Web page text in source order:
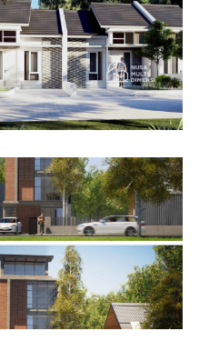
RUMAH TERBAIK
Rumah Bapak
di Bandung
RUMAH TERBAIK